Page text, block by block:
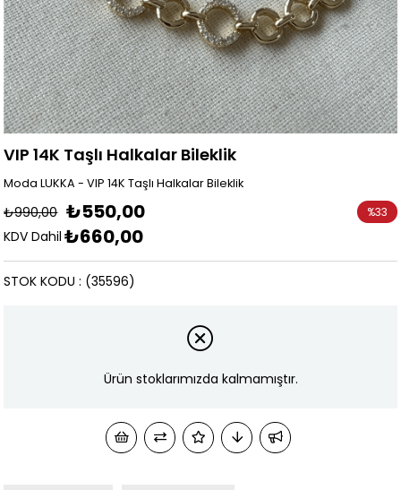
VIP 14K Taşlı Halkalar Bileklik
Moda LUKKA - VIP 14K Taşlı Halkalar Bileklik
₺990,00 ₺550,00
KDV Dahil ₺660,00
%33
(35596)
STOK KODU
Ürün stoklarımızda kalmamıştır.